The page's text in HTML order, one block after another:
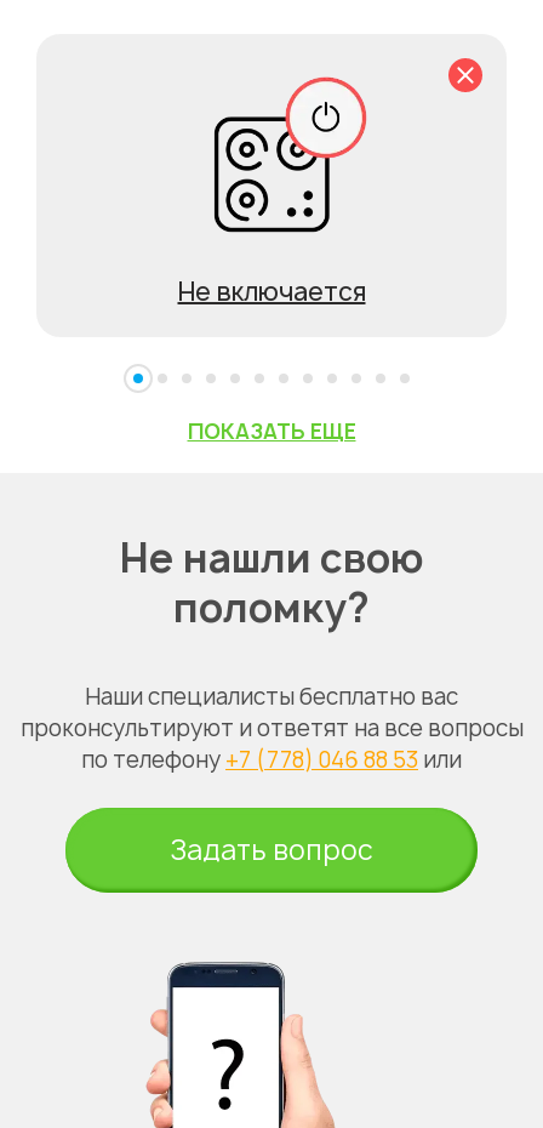
Не включается
ПОКАЗАТЬ ЕЩЕ
Не нашли свою
поломку?
Наши специалисты бесплатно вас
проконсультируют и ответят на все вопросы
по телефону +7 (778) 046 88 53 или
Задать вопрос